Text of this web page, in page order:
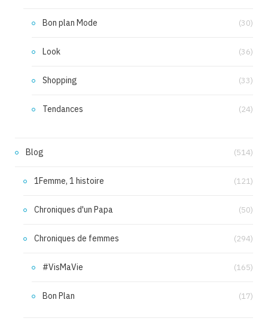
Bon plan Mode (30)
Look (36)
Shopping (33)
Tendances (24)
Blog (514)
1Femme, 1 histoire (121)
Chroniques d'un Papa (50)
Chroniques de femmes (294)
#VisMaVie (165)
Bon Plan (17)